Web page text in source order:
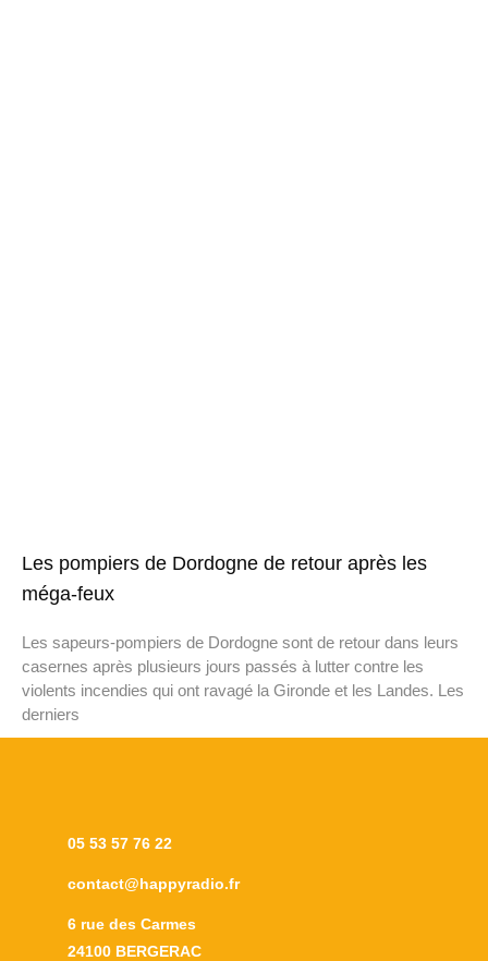
Les pompiers de Dordogne de retour après les
méga-feux
Les sapeurs-pompiers de Dordogne sont de retour dans leurs
casernes après plusieurs jours passés à lutter contre les
violents incendies qui ont ravagé la Gironde et les Landes. Les
derniers
05 53 57 76 22
contact@happyradio.fr
6 rue des Carmes
24100 BERGERAC